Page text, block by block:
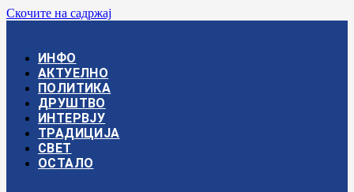
Скочите на садржај
ИНФО
АКТУЕЛНО
ПОЛИТИКА
ДРУШТВО
ИНТЕРВЈУ
ТРАДИЦИЈА
СВЕТ
ОСТАЛО